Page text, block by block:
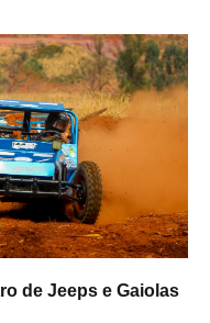
de Jeeps e Gaiolas